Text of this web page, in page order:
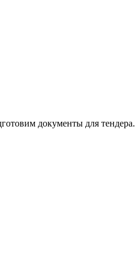
документы для тендера.